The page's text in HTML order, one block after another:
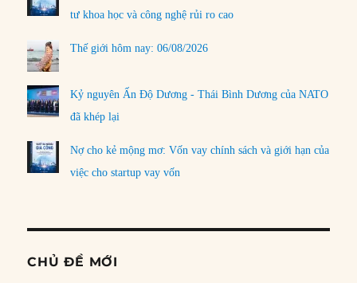
tư khoa học và công nghệ rủi ro cao
Thế giới hôm nay: 06/08/2026
Kỷ nguyên Ấn Độ Dương - Thái Bình Dương của NATO
đã khép lại
Nợ cho kẻ mộng mơ: Vốn vay chính sách và giới hạn của
việc cho startup vay vốn
CHỦ ĐỀ MỚI